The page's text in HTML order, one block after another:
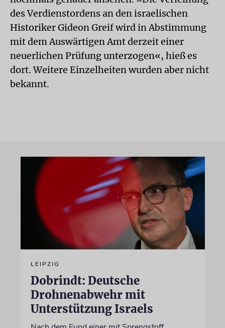
des Verdienstordens an den israelischen
Historiker Gideon Greif wird in Abstimmung
mit dem Auswärtigen Amt derzeit einer
neuerlichen Prüfung unterzogen«, hieß es
dort. Weitere Einzelheiten wurden aber nicht
bekannt.
LEIPZIG
Dobrindt: Deutsche
Drohnenabwehr mit
Unterstützung Israels